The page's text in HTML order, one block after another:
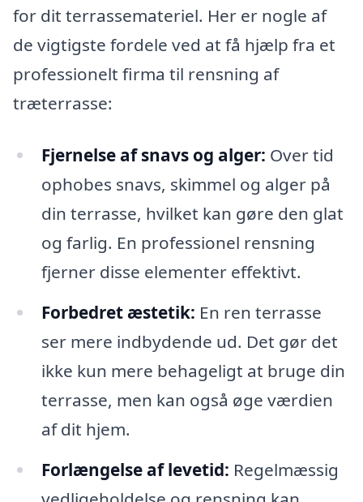
for dit terrassemateriel. Her er nogle af
de vigtigste fordele ved at få hjælp fra et
professionelt firma til rensning af
træterrasse:
Fjernelse af snavs og alger: Over tid
ophobes snavs, skimmel og alger på
din terrasse, hvilket kan gøre den glat
og farlig. En professionel rensning
fjerner disse elementer effektivt.
Forbedret æstetik: En ren terrasse
ser mere indbydende ud. Det gør det
ikke kun mere behageligt at bruge din
terrasse, men kan også øge værdien
af dit hjem.
Forlængelse af levetid: Regelmæssig